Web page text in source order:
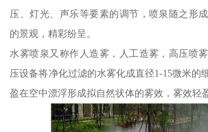
压、灯光、声乐等要素的调节，喷泉随之形
的景观，精彩纷呈。
水雾喷泉又称作人造雾，人工造雾，高压喷
压设备将净化过滤的水雾化成直径1-15微米的
盈在空中漂浮形成拟自然状体的雾效，雾效轻